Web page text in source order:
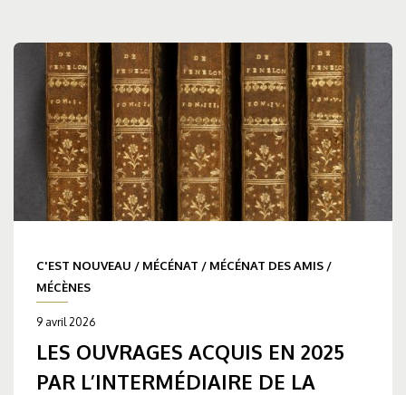
C'EST NOUVEAU / MÉCÉNAT / MÉCÉNAT DES AMIS /
MÉCÈNES
9 avril 2026
LES OUVRAGES ACQUIS EN 2025
PAR L’INTERMÉDIAIRE DE LA